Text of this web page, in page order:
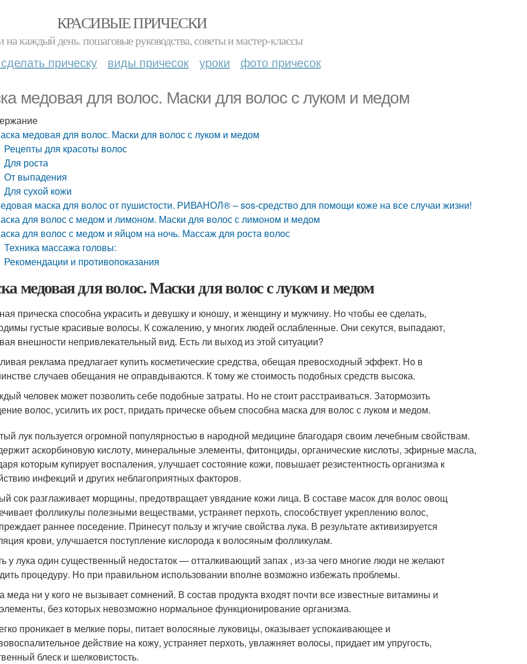
КРАСИВЫЕ ПРИЧЕСКИ
на каждый день. пошаговые руководства, советы и мастер-классы
прическу виды причесок уроки фото причесок
медовая для волос. Маски для волос с луком и медом
медовая для волос. Маски для волос с луком и медом
Рецепты для красоты волос
Для роста
От выпадения
Для сухой кожи
маска для волос от пушистости. РИВАНОЛ® – sos-средство для помощи коже на все случаи жизни!
для волос с медом и лимоном. Маски для волос с лимоном и медом
для волос с медом и яйцом на ночь. Массаж для роста волос
Техника массажа головы:
Рекомендации и противопоказания
медовая для волос. Маски для волос с луком и медом
прическа способна украсить и девушку и юношу, и женщину и мужчину. Но чтобы ее сделать,
густые красивые волосы. К сожалению, у многих людей ослабленные. Они секутся, выпадают,
внешности непривлекательный вид. Есть ли выход из этой ситуации?
реклама предлагает купить косметические средства, обещая превосходный эффект. Но в
случаев обещания не оправдываются. К тому же стоимость подобных средств высока.
человек может позволить себе подобные затраты. Но не стоит расстраиваться. Затормозить
волос, усилить их рост, придать прическе объем способна маска для волос с луком и медом.
лук пользуется огромной популярностью в народной медицине благодаря своим лечебным свойствам.
аскорбиновую кислоту, минеральные элементы, фитонциды, органические кислоты, эфирные масла,
которым купирует воспаления, улучшает состояние кожи, повышает резистентность организма к
инфекций и других неблагоприятных факторов.
сок разглаживает морщины, предотвращает увядание кожи лица. В составе масок для волос овощ
фолликулы полезными веществами, устраняет перхоть, способствует укреплению волос,
раннее поседение. Принесут пользу и жгучие свойства лука. В результате активизируется
крови, улучшается поступление кислорода к волосяным фолликулам.
у лука один существенный недостаток — отталкивающий запах , из-за чего многие люди не желают
процедуру. Но при правильном использовании вполне возможно избежать проблемы.
меда ни у кого не вызывает сомнений. В состав продукта входят почти все известные витамины и
без которых невозможно нормальное функционирование организма.
проникает в мелкие поры, питает волосяные луковицы, оказывает успокаивающее и
действие на кожу, устраняет перхоть, увлажняет волосы, придает им упругость,
блеск и шелковистость.